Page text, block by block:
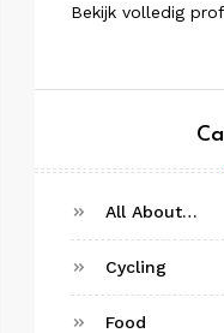
Bekijk volledig
All About…
Cycling
Food